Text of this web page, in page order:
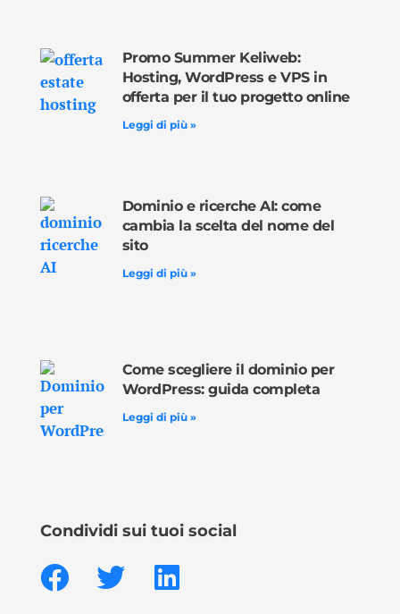
Promo Summer Keliweb:
Hosting, WordPress e VPS in
offerta per il tuo progetto online
Leggi di più »
Dominio e ricerche AI: come
cambia la scelta del nome del
sito
Leggi di più »
Come scegliere il dominio per
WordPress: guida completa
Leggi di più »
Condividi sui tuoi social